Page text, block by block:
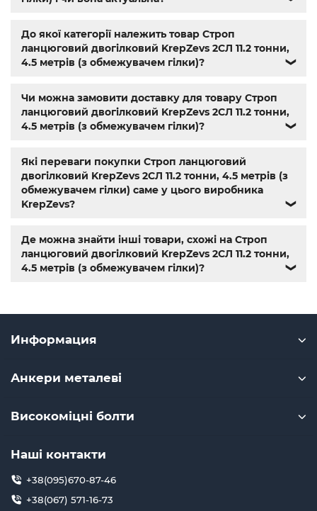
шаг 1,болт м9,болт м 24,din 6325
din
крепёжный магазин,гайки купить,метизы оптом
крепеж харьков,крепежи магазин,магазин болтов,
гайки и болты,болты харьков ,болты гайки шайбы
крепежные изделия,купить винты,болты киев,болты
нержавейка,болты с гайкой ,болт нержавійка ,купить
болт м8,болт м8 нержавейка , купить болт м 10
купить
До якої категорії належить товар Строп
ланцюговий двогілковий KrepZevs 2СЛ 11.2 тонни,
4.5 метрів (з обмежувачем гілки)?
❯
Чи можна замовити доставку для товару Строп
ланцюговий двогілковий KrepZevs 2СЛ 11.2 тонни,
4.5 метрів (з обмежувачем гілки)?
❯
Які переваги покупки Строп ланцюговий
двогілковий KrepZevs 2СЛ 11.2 тонни, 4.5 метрів (з
обмежувачем гілки) саме у цього виробника
KrepZevs?
❯
Де можна знайти інші товари, схожі на Строп
ланцюговий двогілковий KrepZevs 2СЛ 11.2 тонни,
4.5 метрів (з обмежувачем гілки)?
❯
Информация
Анкери металеві
Високоміцні болти
Наші контакти
+38(095)670-87-46
+38(067) 571-16-73